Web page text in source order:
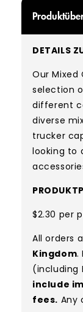
DETAILS
Our Mixed
selection
different
diverse
trucker
looking to
$2.30 per
All orders
Kingdom.
(including
include
fees. Any